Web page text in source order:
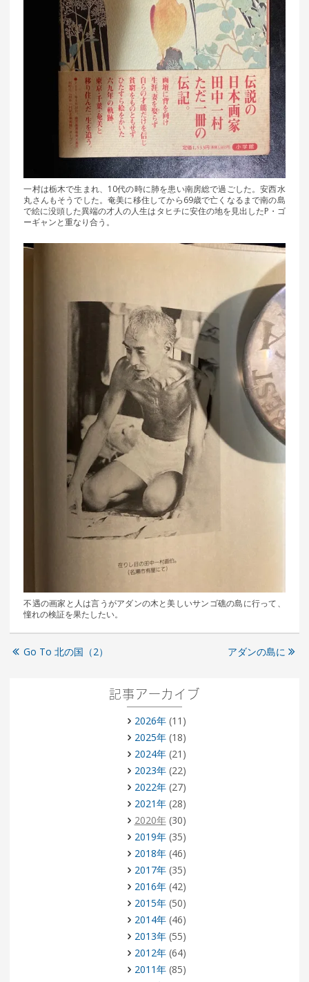
一村は栃木で生まれ、10代の時に肺を患い南房総で過ごした。安西水
丸さんもそうでした。奄美に移住してから69歳で亡くなるまで南の島
で絵に没頭した異端の才人の人生はタヒチに安住の地を見出したP・ゴ
ーギャンと重なり合う。
不遇の画家と人は言うがアダンの木と美しいサンゴ礁の島に行って、
憧れの検証を果たしたい。
Go To 北の国（2） アダンの島に
記事アーカイブ
2026年(11)
2025年(18)
2024年(21)
2023年(22)
2022年(27)
2021年(28)
2020年(30)
2019年(35)
2018年(46)
2017年(35)
2016年(42)
2015年(50)
2014年(46)
2013年(55)
2012年(64)
2011年(85)